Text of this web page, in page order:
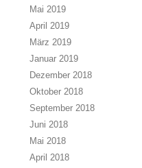
Mai 2019
April 2019
März 2019
Januar 2019
Dezember 2018
Oktober 2018
September 2018
Juni 2018
Mai 2018
April 2018